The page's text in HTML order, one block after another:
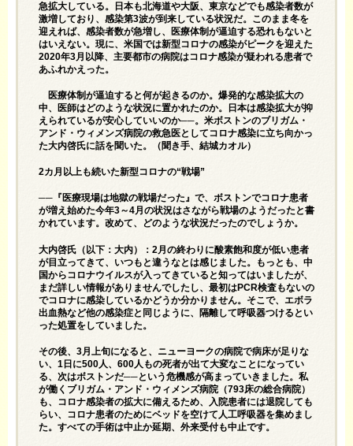
急拡大している。日本も北海道や大阪、東京などでも感染者数が
激増しており、感染第3波が到来している状況だ。このまま冬を
迎えれば、感染者数が急増し、医療体制が逼迫する恐れもないと
はいえない。現に、米国では新型コロナの感染がピークを迎えた
2020年3月以降、主要都市の病院はコロナ感染が疑われる患者で
あふれかえった。
医療体制が逼迫すると何が起きるのか。爆発的な感染拡大の
中、医師はどのような状況に置かれたのか。日本は感染拡大が抑
えられているが安心していいのか──。米ボストンのブリガム・
アンド・ウィメンズ病院の救急医としてコロナ感染に立ち向かっ
た大内啓氏に話を聞いた。（聞き手、結城カオル）
2カ月以上も続いた新型コロナの“戦場”
──『 医療現場は地獄の戦場だった 』で、ボストンでコロナ患者
が増え始めた今年3～4月の状況はさながら戦場のようだったと書
かれています。改めて、どのような状況だったのでしょうか。
大内啓氏（以下：大内）：2月の終わりに酸素飽和度が低い患者
が目立ってきて、いつもと違うなとは感じました。もっとも、中
国からコロナウイルスが入ってきていると知ってはいましたが、
まだ詳しい情報がありませんでしたし、最初はPCR検査もないの
でコロナに感染しているかどうか分かりません。そこで、エボラ
出血熱など他の感染症と同じように、隔離して呼吸器つけるとい
った処置をしていました。
その後、3月上旬になると、ニューヨークの病院で病床が足りな
い、1日に500人、600人もの死者が出て大変なことになってい
る、次はボストンだ──という危機感が高まっていきました。私
が働くブリガム・アンド・ウィメンズ病院（793床の総合病院）
も、コロナ感染者の拡大に備えるため、入院患者には退院しても
らい、コロナ患者のためにベッドを空けて人工呼吸器を集めまし
た。すべての手術は中止か延期、外来受付も中止です。